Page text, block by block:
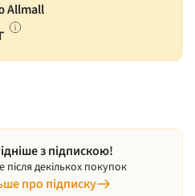
Allmall
з підпискою!
декількох покупок
про підписку